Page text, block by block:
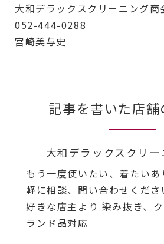
大和デラックスクリーニング商
052-444-0288
宮崎美与史
記事を書いた店
大和デラックスクリ
もう一度使いたい、着たい
軽に相談、問い合わせくだ
好きな店主より 染み抜き、
ランド品対応